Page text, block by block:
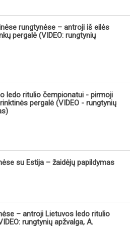
rungtynėse – antroji iš eilės
pergalė (VIDEO: rungtynių
ledo ritulio čempionatui - pirmoji
pergalė (VIDEO - rungtynių
su Estija – žaidėjų papildymas
– antroji Lietuvos ledo ritulio
rungtynių apžvalga, A.